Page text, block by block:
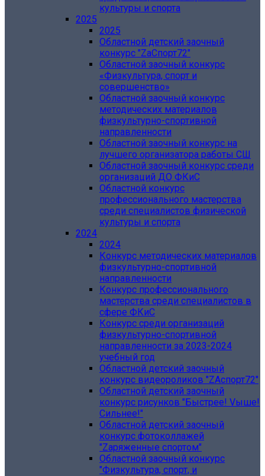
культуры и спорта
2025
2025
Областной детский заочный
конкурс "ZаСпорт72"
Областной заочный конкурс
«Физкультура, спорт и
совершенство»
Областной заочный конкурс
методических материалов
физкультурно-спортивной
направленности
Областной заочный конкурс на
лучшего организатора работы СШ
Областной заочный конкурс среди
организаций ДО ФКиС
Областной конкурс
профессионального мастерства
среди специалистов физической
культуры и спорта
2024
2024
Конкурс методических материалов
физкультурно-спортивной
направленности
Конкурс профессионального
мастерства среди специалистов в
сфере ФКиС
Конкурс среди организаций
физкультурно-спортивной
направленности за 2023-2024
учебный год
Областной детский заочный
конкурс видеороликов "ZАспорт72"
Областной детский заочный
конкурс рисунков "Быстрее! Vыше!
Сильнее!"
Областной детский заочный
конкурс фотоколлажей
"Zаряженные спортом"
Областной заочный конкурс
"Физкультура, спорт, и